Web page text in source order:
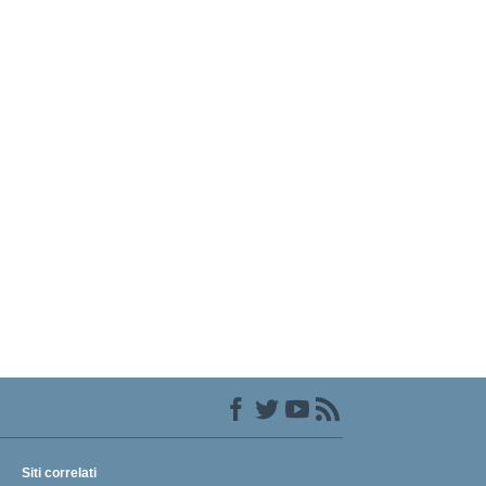
Siti correlati